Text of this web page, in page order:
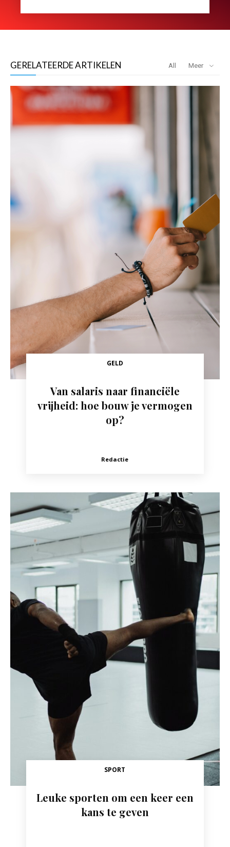
GERELATEERDE ARTIKELEN All Meer
GELD
Van salaris naar financiële
vrijheid: hoe bouw je vermogen
op?
Redactie
SPORT
Leuke sporten om een keer een
kans te geven